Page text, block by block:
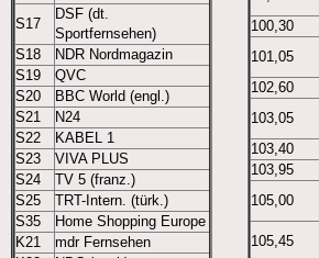
S17
DSF (dt.
Sportfernsehen)
S18
NDR Nordmagazin
S19
QVC
S20
BBC World (engl.)
S21
N24
S22
KABEL 1
S23
VIVA PLUS
S24
TV 5 (franz.)
S25
TRT-Intern. (türk.)
S35
Home Shopping Europe
K21
mdr Fernsehen
100,30
101,05
102,60
103,05
103,40
103,95
105,00
105,45